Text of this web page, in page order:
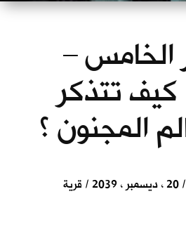
الخامس –
كيف تتذكر
المجنون ؟
/ 20 ، ديسمبر ، 2039 / قرية